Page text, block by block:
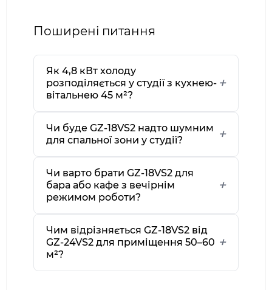
Поширені питання
Як 4,8 кВт холоду
розподіляється у студії з кухнею-
вітальнею 45 м²?
Чи буде GZ-18VS2 надто шумним
для спальної зони у студії?
Чи варто брати GZ-18VS2 для
бара або кафе з вечірнім
режимом роботи?
Чим відрізняється GZ-18VS2 від
GZ-24VS2 для приміщення 50–60
м²?